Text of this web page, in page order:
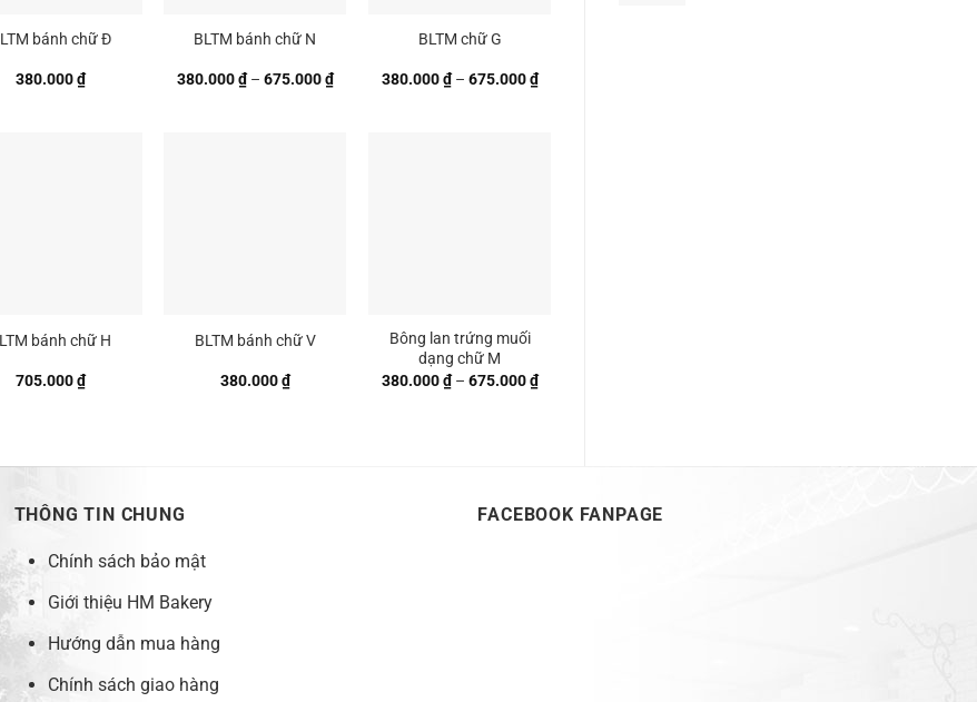
bánh chữ Đ
380.000₫
BLTM bánh chữ N
380.000₫ – 675.000₫Khoảng
giá:
BLTM chữ G
380.000₫ – 675.000₫Khoảng
giá:
bánh chữ H
705.000₫
BLTM bánh chữ V
380.000₫
Bông lan trứng muối
dạng chữ M
380.000₫ – 675.000₫Khoảng
giá:
THÔNG TIN CHUNG
Chính sách bảo mật
Giới thiệu HM Bakery
Hướng dẫn mua hàng
Chính sách giao hàng
FACEBOOK FANPAGE